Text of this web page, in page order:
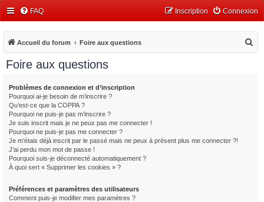
FAQ Connexion
Inscription
Accueil du forum Foire aux questions
Foire aux questions
Problèmes de connexion et d’inscription
Pourquoi ai-je besoin de m’inscrire ?
Qu’est-ce que la COPPA ?
Pourquoi ne puis-je pas m’inscrire ?
Je suis inscrit mais je ne peux pas me connecter !
Pourquoi ne puis-je pas me connecter ?
Je m’étais déjà inscrit par le passé mais ne peux à présent plus me connecter ?!
J’ai perdu mon mot de passe !
Pourquoi suis-je déconnecté automatiquement ?
À quoi sert « Supprimer les cookies » ?
Préférences et paramètres des utilisateurs
Comment puis-je modifier mes paramètres ?